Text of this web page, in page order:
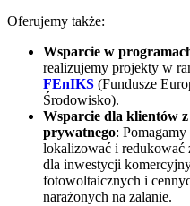
Oferujemy także:
Wsparcie w
realizujemy projekty w
FEnIKS (Fundusze
Środowisko).
Wsparcie dla klientów
prywatnego: Pomagamy
lokalizować i redukować
dla inwestycji
fotowoltaicznych i
narażonych na zalanie.